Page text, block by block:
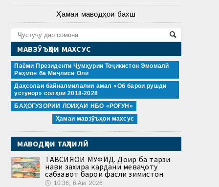
Ҳамаи маводҳои бахш
МАВЗӮЪҲОИ МАХСУС
Паёми Президенти Ҷумҳурии Тоҷикистон Эмомалӣ
Раҳмон ба Маҷлиси Олӣ
Даҳсолаи байналмилалии амал «Об барои рушди
устувор» солҳои 2018-2028
БАҲОГУЗОРИИ ЛОИҲАИ НБО «РОҒУН»
Ҳамаи мавзӯъҳои махсус
МАВОДҲОИ ТАҲЛИЛӢ
ТАВСИЯҲОИ МУФИД. Доир ба тарзи
нави захира кардани меваҷоту
сабзавот барои фасли зимистон
🕔 10:36, 6.Авг 2026